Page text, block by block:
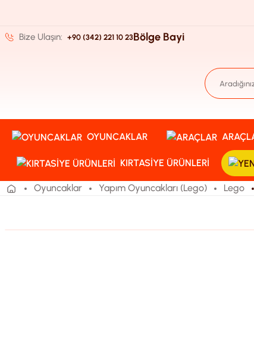
Bize Ulaşın: +90 (342) 221 10 23Bölge Bayi
OYUNCAKLAR
KIRTASIYE ÜRÜNLERI
Oyuncaklar Yapım Oyuncakları (Lego) Lego